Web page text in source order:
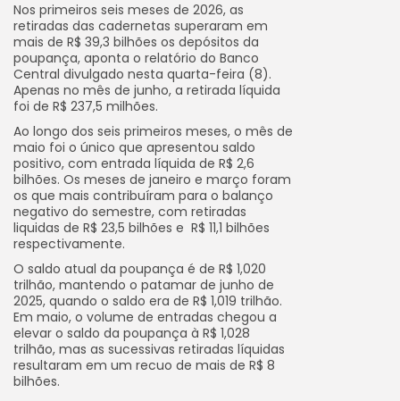
Nos primeiros seis meses de 2026, as
retiradas das cadernetas superaram em
mais de R$ 39,3 bilhões os depósitos da
poupança, aponta o relatório do Banco
Central divulgado nesta quarta-feira (8).
Apenas no mês de junho, a retirada líquida
foi de R$ 237,5 milhões.
Ao longo dos seis primeiros meses, o mês de
maio foi o único que apresentou saldo
positivo, com entrada líquida de R$ 2,6
bilhões. Os meses de janeiro e março foram
os que mais contribuíram para o balanço
negativo do semestre, com retiradas
liquidas de R$ 23,5 bilhões e R$ 11,1 bilhões
respectivamente.
O saldo atual da poupança é de R$ 1,020
trilhão, mantendo o patamar de junho de
2025, quando o saldo era de R$ 1,019 trilhão.
Em maio, o volume de entradas chegou a
elevar o saldo da poupança à R$ 1,028
trilhão, mas as sucessivas retiradas líquidas
resultaram em um recuo de mais de R$ 8
bilhões.